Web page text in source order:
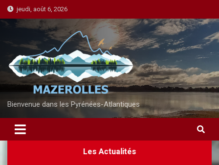
k
t
n
jeudi, août 6, 2026
Bienvenue dans les Pyrénées-Atlantiques
Les Actualités